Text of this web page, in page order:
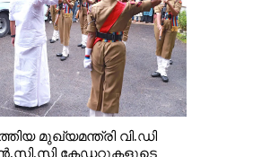
മുഖ്യമന്ത്രി വി.ഡി
കേഡറ്റുകളുടെ